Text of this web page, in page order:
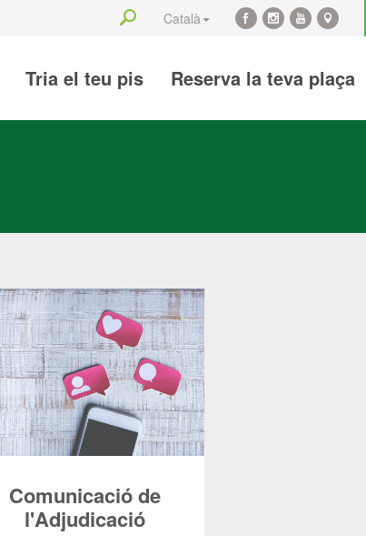
FacebookInstagram
YouTubeMaps
Català
Search
Tria el teu pis Reserva la teva plaça
Comunicació de
l'Adjudicació